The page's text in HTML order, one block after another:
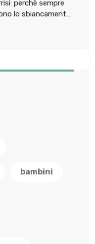
perchè sempre
lo sbiancamento
bambini